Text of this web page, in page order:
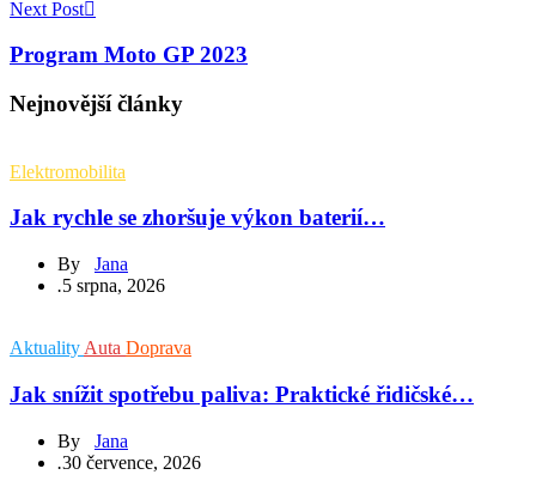
Next Post
Program Moto GP 2023
Nejnovější články
Elektromobilita
Jak rychle se zhoršuje výkon baterií…
By Jana
.5 srpna, 2026
Aktuality Auta Doprava
Jak snížit spotřebu paliva: Praktické řidičské…
By Jana
.30 července, 2026